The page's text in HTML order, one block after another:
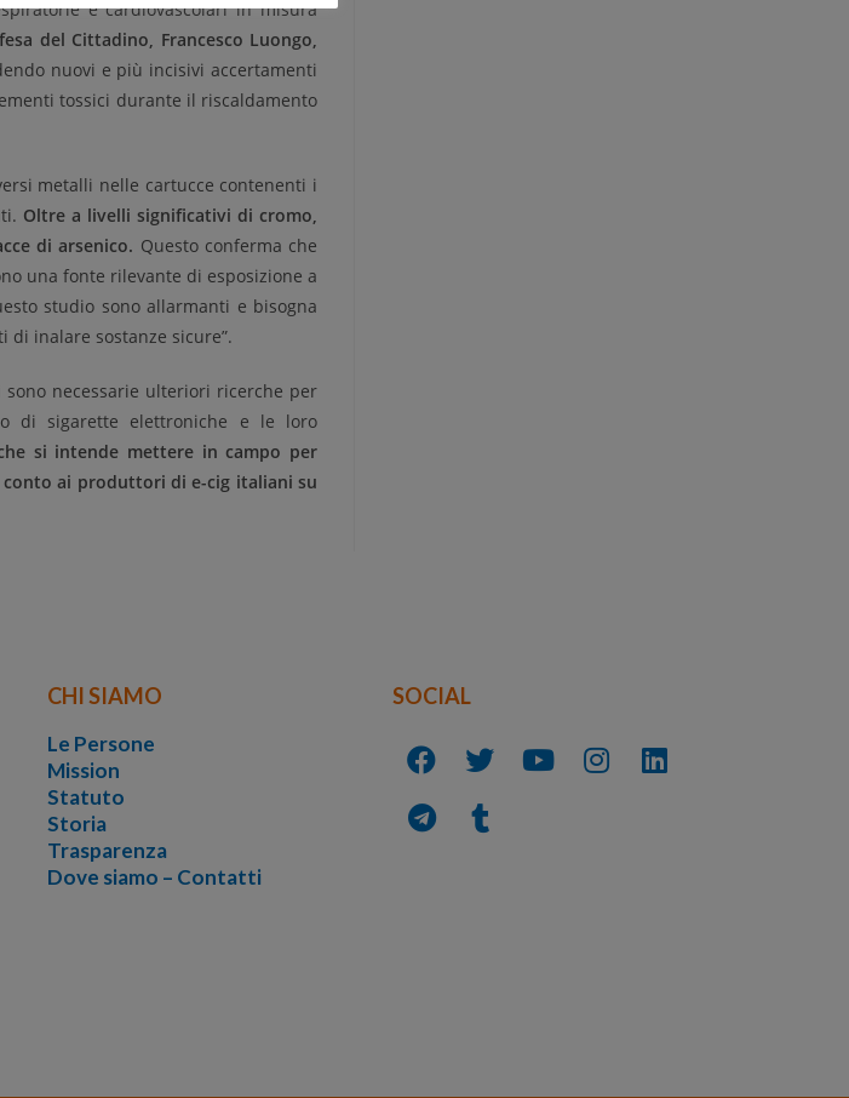
e cardiovascolari in misura
del Cittadino, Francesco Luongo,
nuovi e più incisivi accertamenti
tossici durante il riscaldamento
metalli nelle cartucce contenenti i
Oltre a livelli significativi di cromo,
di arsenico. Questo conferma che
una fonte rilevante di esposizione a
studio sono allarmanti e bisogna
inalare sostanze sicure”.
necessarie ulteriori ricerche per
di sigarette elettroniche e le loro
si intende mettere in campo per
ai produttori di e-cig italiani su
CHI SIAMO
Le Persone
Mission
Statuto
Storia
Trasparenza
Dove siamo – Contatti
SOCIAL